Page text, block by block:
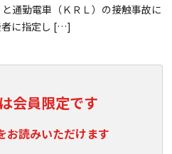
通勤電車（ＫＲＬ）の接触事故に
者に指定し […]
会員限定です
お読みいただけます